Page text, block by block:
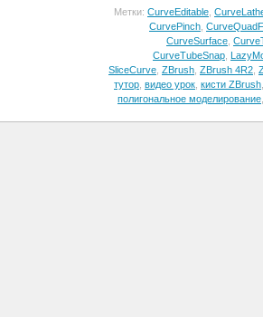
Метки: CurveEditable
CurvePinch
CurveSurface
CurveTubeSnap
SliceCurve ZBrush ZBrush 4R2
тутор видео урок кисти ZBrush
полигональное моделирование